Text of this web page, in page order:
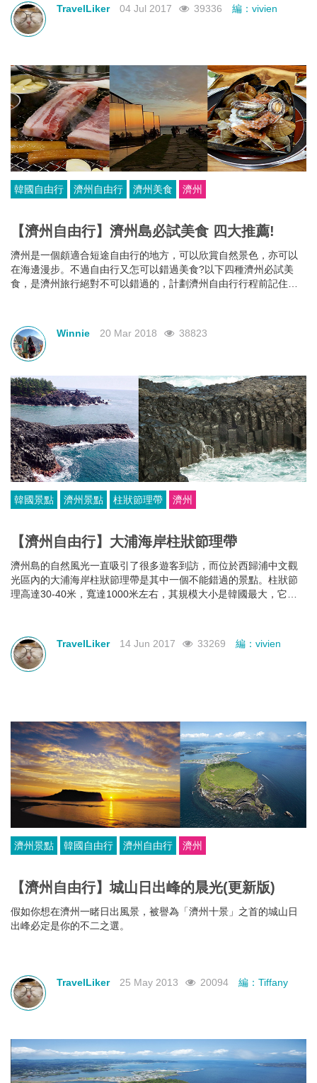
TravelLiker 04 Jul 2017 39336 編：vivien
韓國自由行 濟州自由行 濟州美食 濟州
【濟州自由行】濟州島必試美食 四大推薦!
濟州是一個頗適合短途自由行的地方，可以欣賞自然景色，亦可以
在海邊漫步。不過自由行又怎可以錯過美食?以下四種濟州必試美
食，是濟州旅行絕對不可以錯過的，計劃濟州自由行行程前記住要
Winnie 20 Mar 2018 38823
韓國景點 濟州景點 柱狀節理帶 濟州
【濟州自由行】大浦海岸柱狀節理帶
濟州島的自然風光一直吸引了很多遊客到訪，而位於西歸浦中文觀
光區內的大浦海岸柱狀節理帶是其中一個不能錯過的景點。柱狀節
理高達30-40米，寬達1000米左右，其規模大小是韓國最大，它更
TravelLiker 14 Jun 2017 33269 編：vivien
濟州景點 韓國自由行 濟州自由行 濟州
【濟州自由行】城山日出峰的晨光(更新版)
假如你想在濟州一睹日出風景，被譽為「濟州十景」之首的城山日
出峰必定是你的不二之選。
TravelLiker 25 May 2013 20094 編：Tiffany